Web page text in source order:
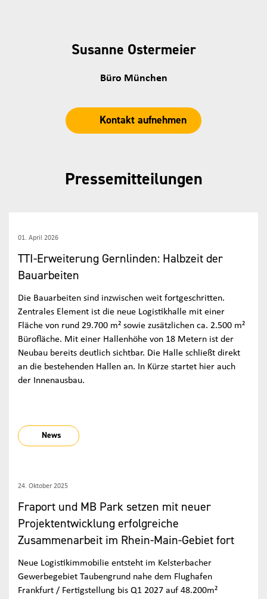
Susanne Ostermeier
Büro München
Kontakt aufnehmen
Pressemitteilungen
01. April 2026
TTI-Erweiterung Gernlinden: Halbzeit der
Bauarbeiten
Die Bauarbeiten sind inzwischen weit fortgeschritten.
Zentrales Element ist die neue Logistikhalle mit einer
Fläche von rund 29.700 m² sowie zusätzlichen ca. 2.500 m²
Bürofläche. Mit einer Hallenhöhe von 18 Metern ist der
Neubau bereits deutlich sichtbar. Die Halle schließt direkt
an die bestehenden Hallen an. In Kürze startet hier auch
der Innenausbau.
News
24. Oktober 2025
Fraport und MB Park setzen mit neuer
Projektentwicklung erfolgreiche
Zusammenarbeit im Rhein-Main-Gebiet fort
Neue Logistikimmobilie entsteht im Kelsterbacher
Gewerbegebiet Taubengrund nahe dem Flughafen
Frankfurt / Fertigstellung bis Q1 2027 auf 48.200m²